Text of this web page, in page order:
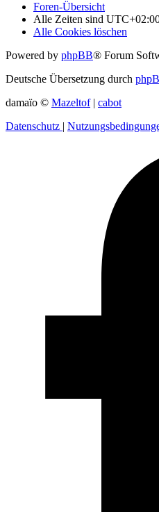
Foren-Übersicht
Alle Zeiten sind
Alle Cookies löschen
Powered by phpBB® Forum
Deutsche Übersetzung durch
damaïo © Mazeltof| cabot
Datenschutz |